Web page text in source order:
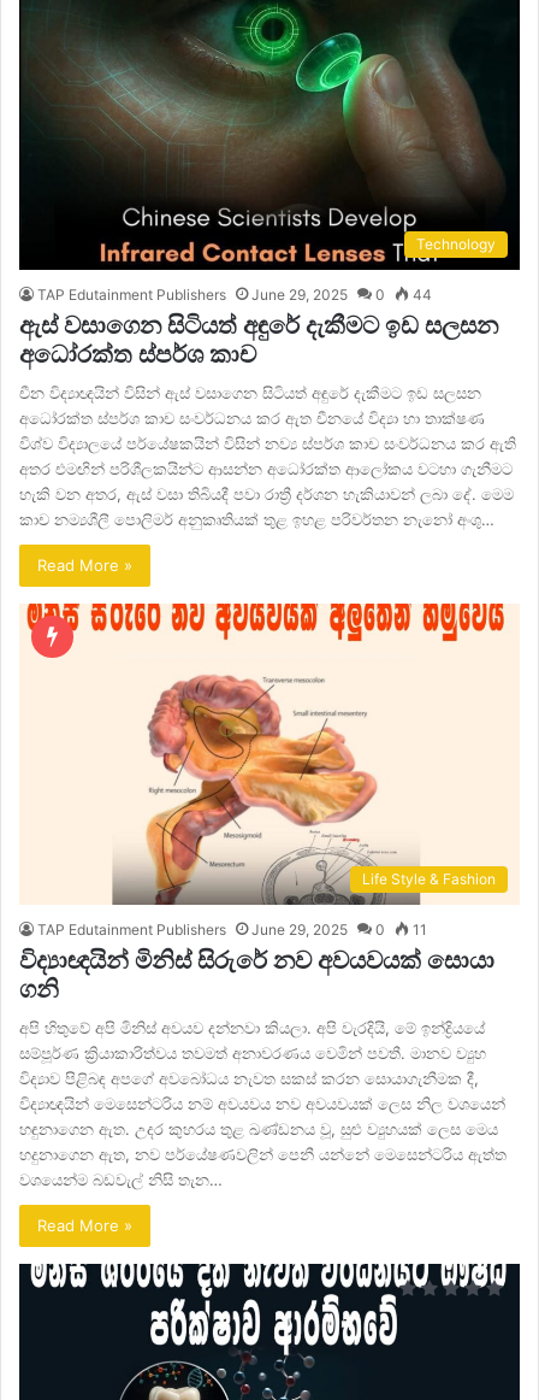
Technology
TAP Edutainment Publishers June 29, 2025 0 44
ඇස් වසාගෙන සිටියත් අඳුරේ දැකීමට ඉඩ සලසන
අධෝරක්ත ස්පර්ශ කාච
චීන විද්‍යාඥයින් විසින් ඇස් වසාගෙන සිටියත් අඳුරේ දැකීමට ඉඩ සලසන
අධෝරක්ත ස්පර්ශ කාච සංවර්ධනය කර ඇත චීනයේ විද්‍යා හා තාක්ෂණ
විශ්ව විද්‍යාලයේ පර්යේෂකයින් විසින් නව්‍ය ස්පර්ශ කාච සංවර්ධනය කර ඇති
අතර එමඟින් පරිශීලකයින්ට ආසන්න අධෝරක්ත ආලෝකය වටහා ගැනීමට
හැකි වන අතර, ඇස් වසා තිබියදී පවා රාත්‍රී දර්ශන හැකියාවන් ලබා දේ. මෙම
කාච නම්‍යශීලී පොලිමර් අනුකෘතියක් තුළ ඉහළ පරිවර්තන නැනෝ අංශු…
Read More »
Life Style & Fashion
TAP Edutainment Publishers June 29, 2025 0 11
විද්‍යාඥයින් මිනිස් සිරුරේ නව අවයවයක් සොයා
ගනි
අපි හිතුවේ අපි මිනිස් අවයව දන්නවා කියලා. අපි වැරදියි, මේ ඉන්ද්‍රියයේ
සම්පූර්ණ ක්‍රියාකාරිත්වය තවමත් අනාවරණය වෙමින් පවතී. මානව ව්‍යුහ
විද්‍යාව පිළිබඳ අපගේ අවබෝධය නැවත සකස් කරන සොයාගැනීමක දී,
විද්‍යාඥයින් මෙසෙන්ටරිය නම් අවයවය නව අවයවයක් ලෙස නිල වශයෙන්
හඳුනාගෙන ඇත. උදර කුහරය තුළ ඛණ්ඩනය වූ, සුළු ව්‍යුහයක් ලෙස මෙය
හදුනාගෙන ඇත, නව පර්යේෂණවලින් පෙනී යන්නේ මෙසෙන්ටරිය ඇත්ත
වශයෙන්ම බඩවැල් නිසි තැන…
Read More »